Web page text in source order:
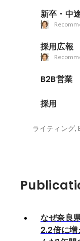
新卒・中
採用広報
B2B営業
採用
なぜ奈良
2.2倍に増